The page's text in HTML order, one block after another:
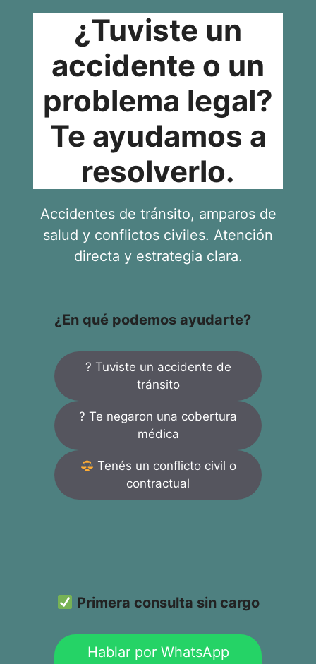
¿Tuviste un
accidente o un
problema legal?
Te ayudamos a
resolverlo.
Accidentes de tránsito, amparos de
salud y conflictos civiles. Atención
directa y estrategia clara.
¿En qué podemos ayudarte?
? Tuviste un accidente de
tránsito
? Te negaron una cobertura
médica
Tenés un conflicto civil o
contractual
Primera consulta sin cargo
Hablar por WhatsApp